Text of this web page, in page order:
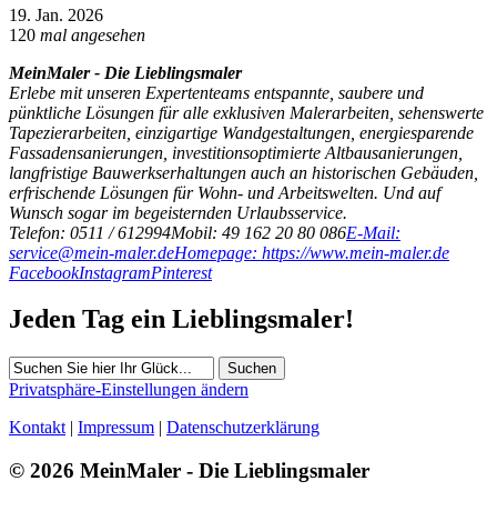
19. Jan. 2026
120 mal angesehen
MeinMaler - Die Lieblingsmaler
Erlebe mit unseren Expertenteams entspannte, saubere und
pünktliche Lösungen für alle exklusiven Malerarbeiten, sehenswerte
Tapezierarbeiten, einzigartige Wandgestaltungen, energiesparende
Fassadensanierungen, investitionsoptimierte Altbausanierungen,
langfristige Bauwerkserhaltungen auch an historischen Gebäuden,
erfrischende Lösungen für Wohn- und Arbeitswelten. Und auf
Wunsch sogar im begeisternden Urlaubsservice.
Telefon: 0511 / 612994Mobil: 49 162 20 80 086E-Mail:
service@mein-maler.deHomepage: https://www.mein-maler.de
FacebookInstagramPinterest
Jeden Tag ein Lieblingsmaler!
Suchen
Privatsphäre-Einstellungen ändern
Kontakt | Impressum | Datenschutzerklärung
© 2026 MeinMaler - Die Lieblingsmaler